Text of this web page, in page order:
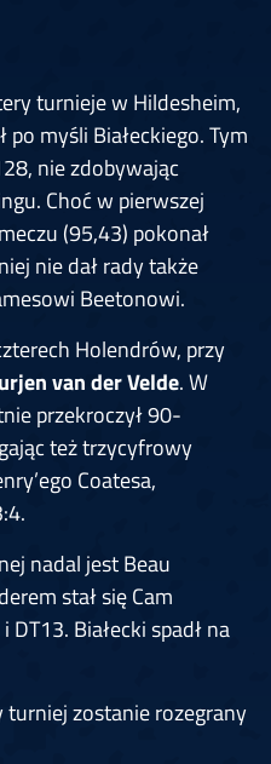
turnieje w Hildesheim,
po myśli Białeckiego. Tym
nie zdobywając
Choć w pierwszej
(95,43) pokonał
nie dał rady także
Beetonowi.
Holendrów, przy
van der Velde. W
przekroczył 90-
też trzycyfrowy
Coatesa,
nadal jest Beau
stał się Cam
Białecki spadł na
turniej zostanie rozegrany